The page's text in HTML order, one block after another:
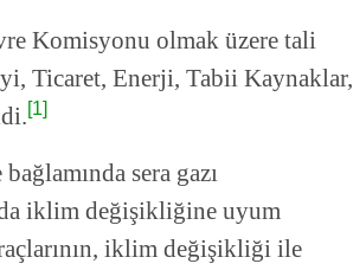
Komisyonu olmak üzere tali
Ticaret, Enerji, Tabii Kaynaklar,
[1]
sera gazı
iklim değişikliğine uyum
iklim değişikliği ile